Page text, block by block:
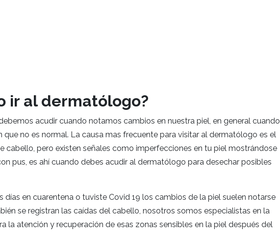
ir al dermatólogo?
acudir cuando notamos cambios en nuestra piel, en general cuando
que no es normal. La causa mas frecuente para visitar al dermatólogo es el
cabello, pero existen señales como imperfecciones en tu piel mostrándose
pus, es ahí cuando debes acudir al dermatólogo para desechar posibles
días en cuarentena o tuviste Covid 19 los cambios de la piel suelen notarse
se registran las caídas del cabello, nosotros somos especialistas en la
la atención y recuperación de esas zonas sensibles en la piel después del